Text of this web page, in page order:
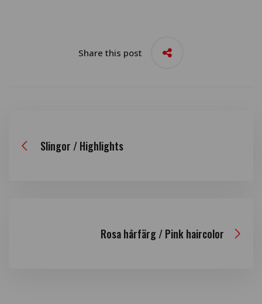
Share this post
Slingor / Highlights
Rosa hårfärg / Pink haircolor